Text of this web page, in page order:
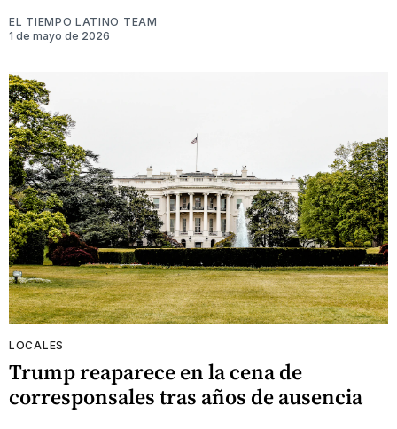
EL TIEMPO LATINO TEAM
1 de mayo de 2026
LOCALES
Trump reaparece en la cena de
corresponsales tras años de ausencia